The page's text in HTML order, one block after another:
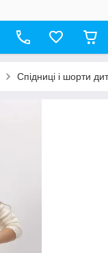
Спідниці і шорти